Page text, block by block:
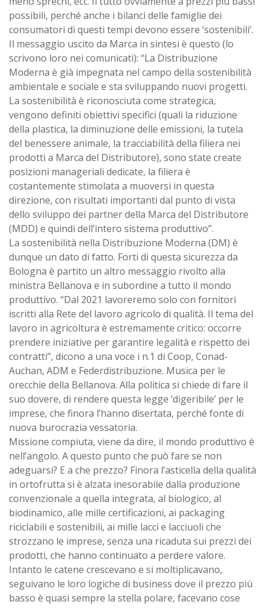
possibili, perché anche i bilanci delle famiglie dei
consumatori di questi tempi devono essere ‘sostenibili’.
Il messaggio uscito da Marca in sintesi è questo (lo
scrivono loro nei comunicati): “La Distribuzione
Moderna è già impegnata nel campo della sostenibilità
ambientale e sociale e sta sviluppando nuovi progetti.
La sostenibilità è riconosciuta come strategica,
vengono definiti obiettivi specifici (quali la riduzione
della plastica, la diminuzione delle emissioni, la tutela
del benessere animale, la tracciabilità della filiera nei
prodotti a Marca del Distributore), sono state create
posizioni manageriali dedicate, la filiera è
costantemente stimolata a muoversi in questa
direzione, con risultati importanti dal punto di vista
dello sviluppo dei partner della Marca del Distributore
(MDD) e quindi dell’intero sistema produttivo”.
La sostenibilità nella Distribuzione Moderna (DM) è
dunque un dato di fatto. Forti di questa sicurezza da
Bologna è partito un altro messaggio rivolto alla
ministra Bellanova e in subordine a tutto il mondo
produttivo. “Dal 2021 lavoreremo solo con fornitori
iscritti alla Rete del lavoro agricolo di qualità. Il tema del
lavoro in agricoltura è estremamente critico: occorre
prendere iniziative per garantire legalità e rispetto dei
contratti”, dicono a una voce i n.1 di Coop, Conad-
Auchan, ADM e Federdistribuzione. Musica per le
orecchie della Bellanova. Alla politica si chiede di fare il
suo dovere, di rendere questa legge ‘digeribile’ per le
imprese, che finora l’hanno disertata, perché fonte di
nuova burocrazia vessatoria.
Missione compiuta, viene da dire, il mondo produttivo è
nell’angolo. A questo punto che può fare se non
adeguarsi? E a che prezzo? Finora l’asticella della qualità
in ortofrutta si è alzata inesorabile dalla produzione
convenzionale a quella integrata, al biologico, al
biodinamico, alle mille certificazioni, ai packaging
riciclabili e sostenibili, ai mille lacci e lacciuoli che
strozzano le imprese, senza una ricaduta sui prezzi dei
prodotti, che hanno continuato a perdere valore.
Intanto le catene crescevano e si moltiplicavano,
seguivano le loro logiche di business dove il prezzo più
basso è quasi sempre la stella polare, facevano cose